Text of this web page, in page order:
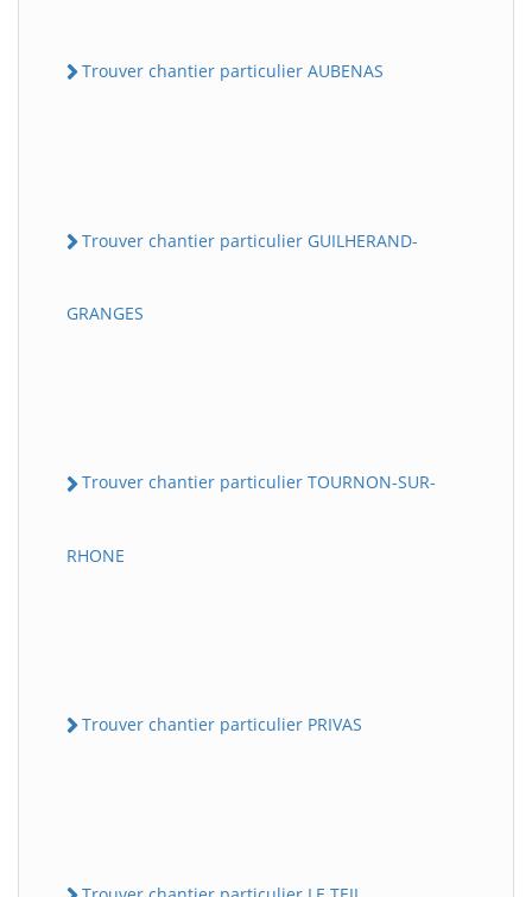
Trouver chantier particulier AUBENAS
Trouver chantier particulier GUILHERAND-
GRANGES
Trouver chantier particulier TOURNON-SUR-
RHONE
Trouver chantier particulier PRIVAS